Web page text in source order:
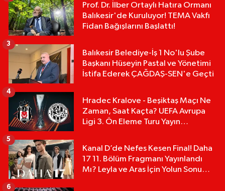
Prof. Dr. İlber Ortaylı Hatıra Ormanı
Balıkesir'de Kuruluyor! TEMA Vakfı
Fidan Bağışlarını Başlattı!
Balıkesir Belediye-İş 1 No'lu Şube
Başkanı Hüseyin Pastal ve Yönetimi
İstifa Ederek ÇAĞDAŞ-SEN'e Geçti
3
Hradec Kralove - Beşiktaş Maçı Ne
Zaman, Saat Kaçta? UEFA Avrupa
Ligi 3. Ön Eleme Turu Yayın
4
Kanal D’de Nefes Kesen Final! Daha
17 11. Bölüm Fragmanı Yayınlandı
Mı? Leyla ve Aras İçin Yolun Sonu
5
6